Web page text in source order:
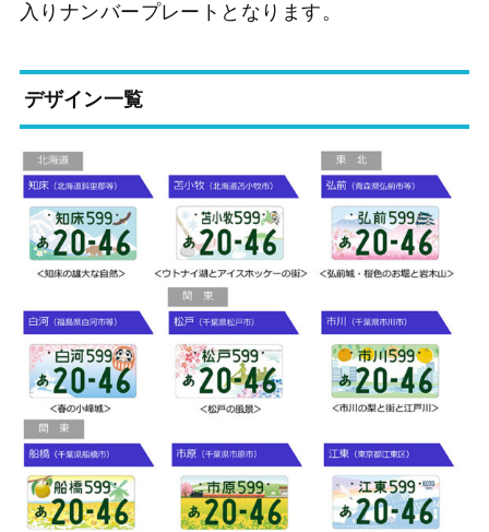
入りナンバープレートとなります。
デザイン一覧